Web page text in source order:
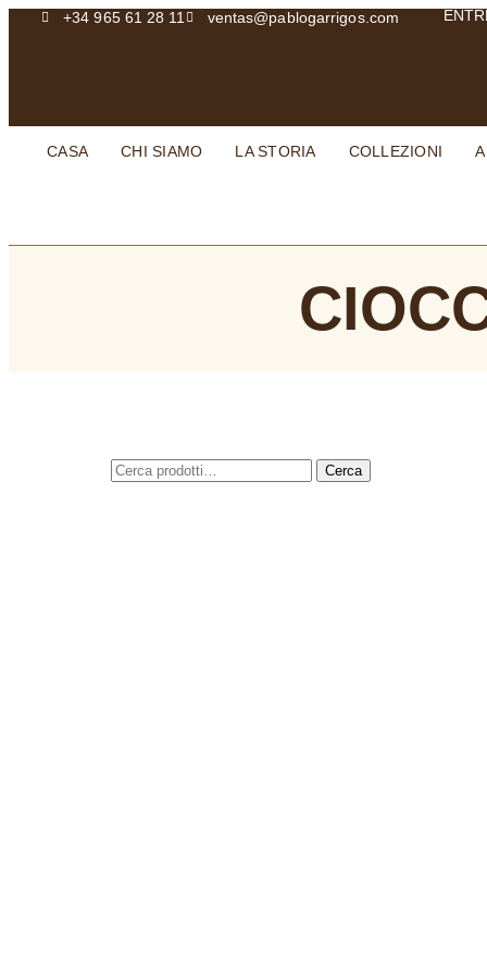
+34 965 61 28 11 ventas@pablogarrigos.com
CASA CHI SIAMO LA STORIA COLLEZIONI
Cerca